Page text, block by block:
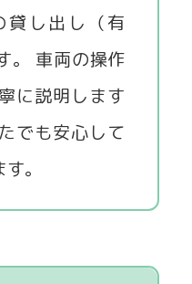
貸し出し（有
。 車両の操作
に説明します
でも安心して
。